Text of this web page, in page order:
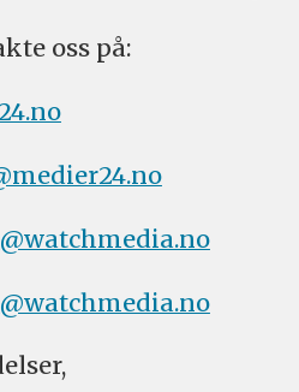
oss på: